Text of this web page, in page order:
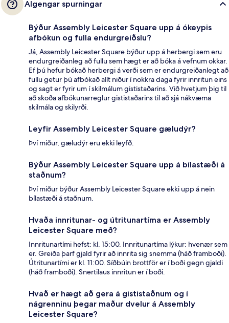
Algengar spurningar
Býður Assembly Leicester Square upp á ókeypis
afbókun og fulla endurgreiðslu?
Já, Assembly Leicester Square býður upp á herbergi sem eru
endurgreiðanleg að fullu sem hægt er að bóka á vefnum okkar.
Ef þú hefur bókað herbergi á verði sem er endurgreiðanlegt að
fullu getur þú afbókað allt niður í nokkra daga fyrir innritun eins
og sagt er fyrir um í skilmálum gististaðarins. Við hvetjum þig til
að skoða afbókunarreglur gististaðarins til að sjá nákvæma
skilmála og skilyrði.
Leyfir Assembly Leicester Square gæludýr?
Því miður, gæludýr eru ekki leyfð.
Býður Assembly Leicester Square upp á bílastæði á
staðnum?
Því miður býður Assembly Leicester Square ekki upp á nein
bílastæði á staðnum.
Hvaða innritunar- og útritunartíma er Assembly
Leicester Square með?
Innritunartími hefst: kl. 15:00. Innritunartíma lýkur: hvenær sem
er. Greiða þarf gjald fyrir að innrita sig snemma (háð framboði).
Útritunartími er kl. 11:00. Síðbúin brottför er í boði gegn gjaldi
(háð framboði). Snertilaus innritun er í boði.
Hvað er hægt að gera á gististaðnum og í
nágrenninu þegar maður dvelur á Assembly
Leicester Square?